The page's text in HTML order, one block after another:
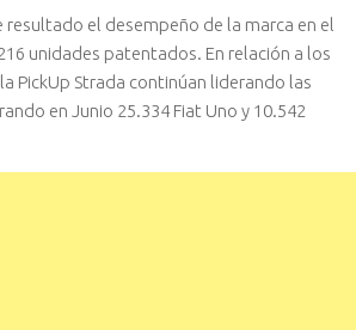
el desempeño de la marca en el
unidades patentados. En relación a los
PickUp Strada continúan liderando las
en Junio 25.334 Fiat Uno y 10.542